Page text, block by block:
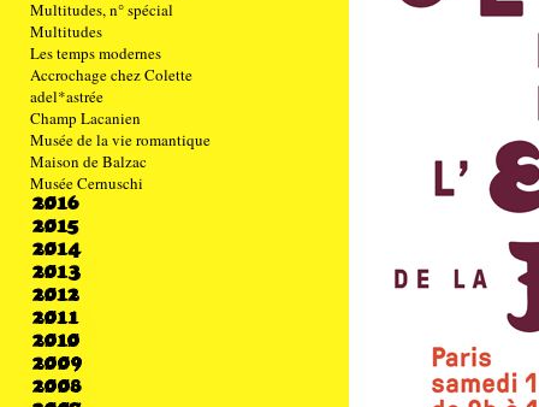
Multitudes, n° spécial
Multitudes
Les temps modernes
Accrochage chez Colette
adel*astrée
Champ Lacanien
Musée de la vie romantique
Maison de Balzac
Musée Cernuschi